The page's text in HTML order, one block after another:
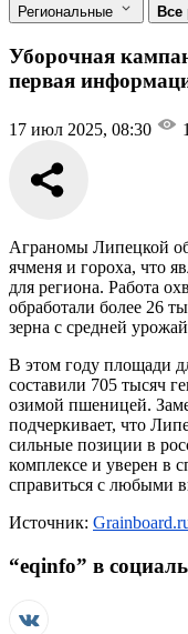
Региональные Все
Уборочная
первая
17 июл 2025, 08:30
Аграномы Липецкой
ячменя и гороха, что
для региона. Работа
обработали более 26
зерна с средней
В этом году площади
составили 705 тысяч
озимой пшеницей.
подчеркивает, что
сильные позиции в
комплексе и уверен в
справиться с любыми
Источник:
“eqinfo” в